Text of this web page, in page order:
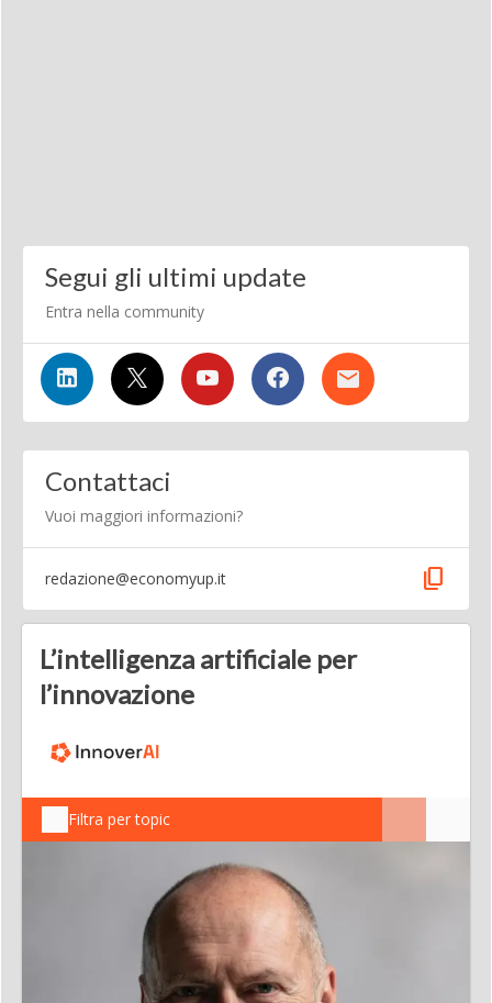
Segui gli ultimi update
Entra nella community
Contattaci
Vuoi maggiori informazioni?
redazione@economyup.it content_copy
L’intelligenza artificiale per
l’innovazione
Filtra per topic